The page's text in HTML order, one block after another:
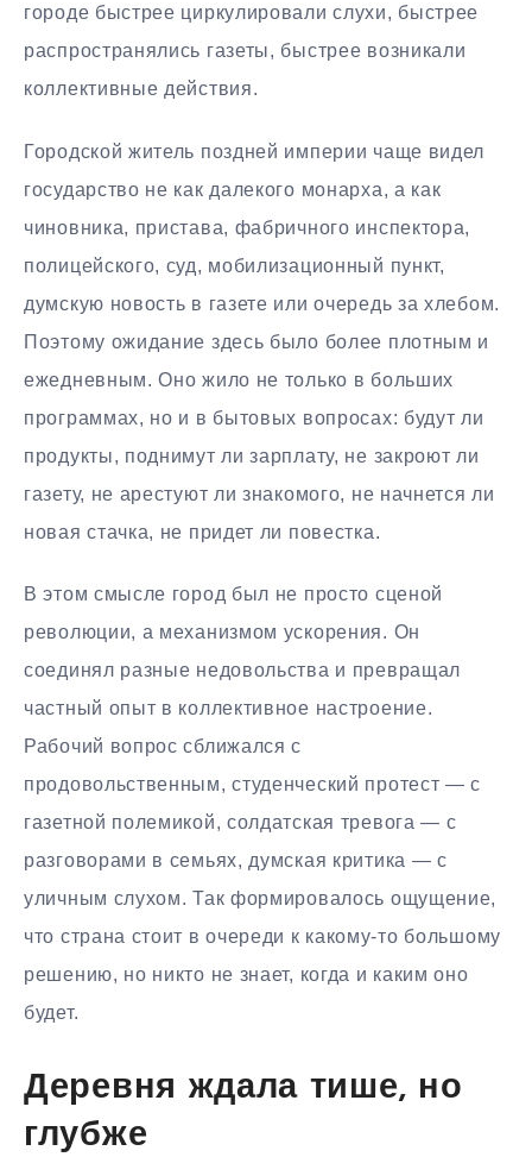
городе быстрее циркулировали слухи, быстрее
распространялись газеты, быстрее возникали
коллективные действия.
Городской житель поздней империи чаще видел
государство не как далекого монарха, а как
чиновника, пристава, фабричного инспектора,
полицейского, суд, мобилизационный пункт,
думскую новость в газете или очередь за хлебом.
Поэтому ожидание здесь было более плотным и
ежедневным. Оно жило не только в больших
программах, но и в бытовых вопросах: будут ли
продукты, поднимут ли зарплату, не закроют ли
газету, не арестуют ли знакомого, не начнется ли
новая стачка, не придет ли повестка.
В этом смысле город был не просто сценой
революции, а механизмом ускорения. Он
соединял разные недовольства и превращал
частный опыт в коллективное настроение.
Рабочий вопрос сближался с
продовольственным, студенческий протест — с
газетной полемикой, солдатская тревога — с
разговорами в семьях, думская критика — с
уличным слухом. Так формировалось ощущение,
что страна стоит в очереди к какому-то большому
решению, но никто не знает, когда и каким оно
будет.
Деревня ждала тише, но
глубже